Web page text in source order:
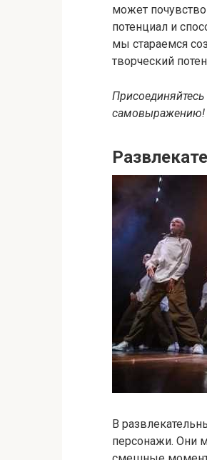
может
потенциал и
мы стараемся
творческий
самовыражению!
В
персонажи. Они